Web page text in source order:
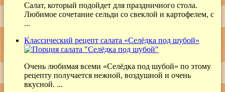
Салат, который подойдет для праздничного стола.
Любимое сочетание сельди со свеклой и картофелем, с
...
Классический рецепт салата «Селёдка под шубой»
Очень любимая всеми «Селёдка под шубой» по этому
рецепту получается нежной, воздушной и очень
вкусной. ...